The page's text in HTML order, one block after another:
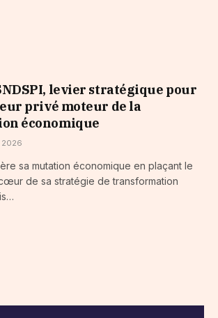
levier stratégique pour
privé moteur de la
économique
2026
sa mutation économique en plaçant le
de sa stratégie de transformation